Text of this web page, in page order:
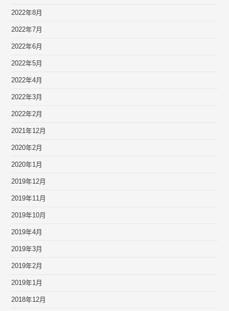
2022年8月
2022年7月
2022年6月
2022年5月
2022年4月
2022年3月
2022年2月
2021年12月
2020年2月
2020年1月
2019年12月
2019年11月
2019年10月
2019年4月
2019年3月
2019年2月
2019年1月
2018年12月